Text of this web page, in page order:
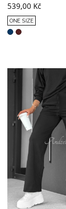
539,00 Kč
ONE SIZE